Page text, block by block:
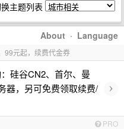
主题列表
About · Language
99元起，续费代金券
硅谷CN2、首尔、曼
器，另可免费领取续费/
›
PRO